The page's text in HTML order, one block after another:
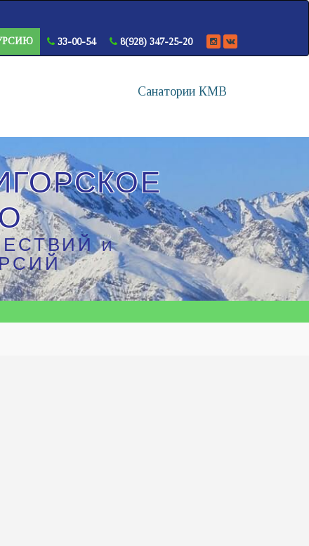
33-00-54 8(928) 347-25-20
Санатории КМВ
И